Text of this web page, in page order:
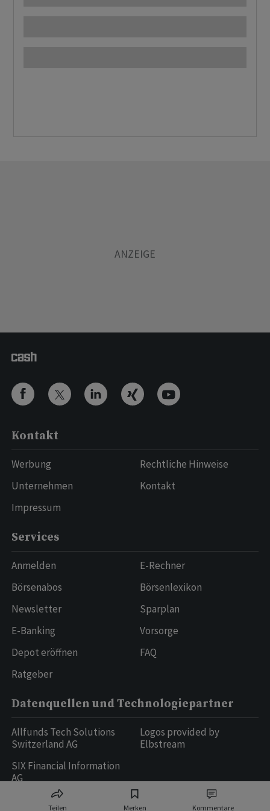
Teilen Merken Kommentare
Kontakt
Werbung
Unternehmen
Impressum
Rechtliche Hinweise
Kontakt
Services
Anmelden
Börsenabos
Newsletter
E-Banking
Depot eröffnen
Ratgeber
E-Rechner
Börsenlexikon
Sparplan
Vorsorge
FAQ
Datenquellen und Technologiepartner
Allfunds Tech Solutions
Switzerland AG
SIX Financial Information
AG
Logos provided by
Elbstream